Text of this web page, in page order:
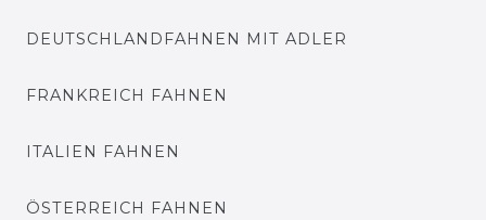
DEUTSCHLANDFAHNEN MIT ADLER
FRANKREICH FAHNEN
ITALIEN FAHNEN
ÖSTERREICH FAHNEN